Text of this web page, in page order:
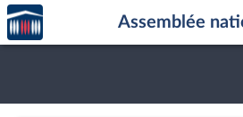
Aller au contenu
Aller en bas de la page
Accèder
à la
page
Assemblée